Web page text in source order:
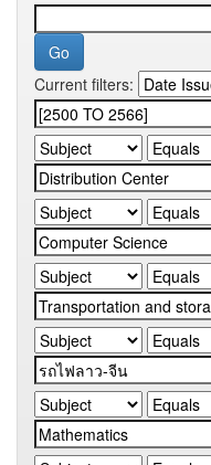
Current filters: